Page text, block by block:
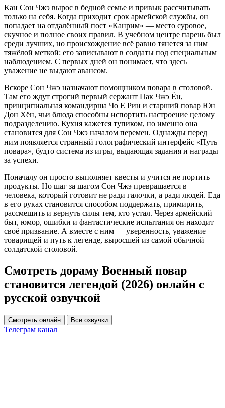
Кан Сон Чжэ вырос в бедной семье и привык рассчитывать
только на себя. Когда приходит срок армейской службы, он
попадает на отдалённый пост «Канрим» — место суровое,
скучное и полное своих правил. В учебном центре парень был
среди лучших, но происхождение всё равно тянется за ним
тяжёлой меткой: его записывают в солдаты под специальным
наблюдением. С первых дней он понимает, что здесь
уважение не выдают авансом.
Вскоре Сон Чжэ назначают помощником повара в столовой.
Там его ждут строгий первый сержант Пак Чжэ Ён,
принципиальная командирша Чо Е Рин и старший повар Юн
Дон Хён, чьи блюда способны испортить настроение целому
подразделению. Кухня кажется тупиком, но именно она
становится для Сон Чжэ началом перемен. Однажды перед
ним появляется странный голографический интерфейс «Путь
повара», будто система из игры, выдающая задания и награды
за успехи.
Поначалу он просто выполняет квесты и учится не портить
продукты. Но шаг за шагом Сон Чжэ превращается в
человека, который готовит не ради галочки, а ради людей. Еда
в его руках становится способом поддержать, примирить,
рассмешить и вернуть силы тем, кто устал. Через армейский
быт, юмор, ошибки и фантастические испытания он находит
своё призвание. А вместе с ним — уверенность, уважение
товарищей и путь к легенде, выросшей из самой обычной
солдатской столовой.
Смотреть дораму Военный повар
становится легендой (2026) онлайн с
русской озвучкой
Смотреть онлайн Все озвучки
Телеграм канал